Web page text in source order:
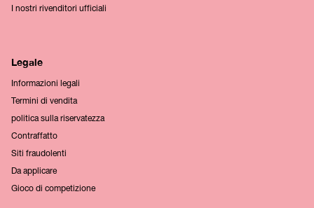
I nostri rivenditori ufficiali
Legale
Informazioni legali
Termini di vendita
politica sulla riservatezza
Contraffatto
Siti fraudolenti
Da applicare
Gioco di competizione